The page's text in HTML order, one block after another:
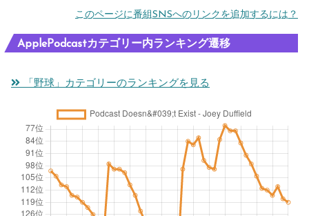
このページに番組SNSへのリンクを追加するには？
ApplePodcastカテゴリー内ランキング遷移
「野球」カテゴリーのランキングを見る